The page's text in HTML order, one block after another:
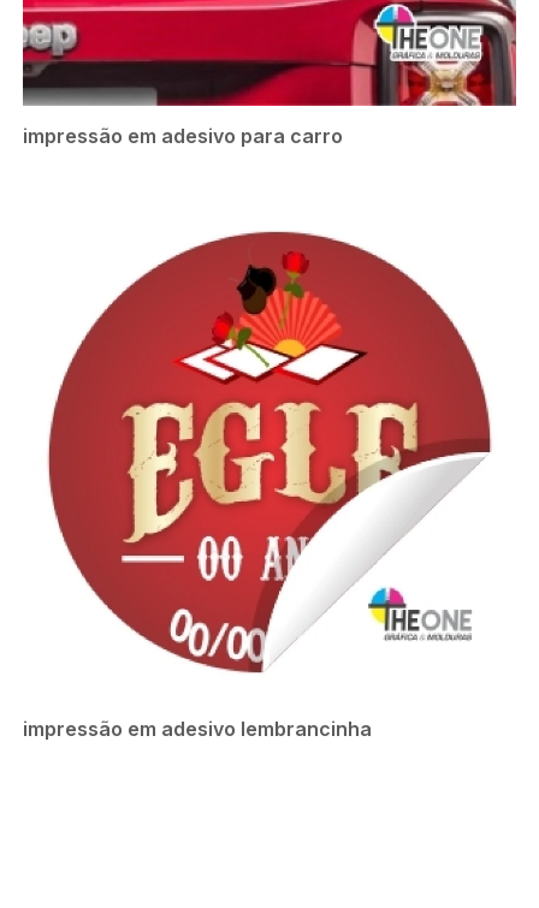
impressão em adesivo para carro
impressão em adesivo lembrancinha